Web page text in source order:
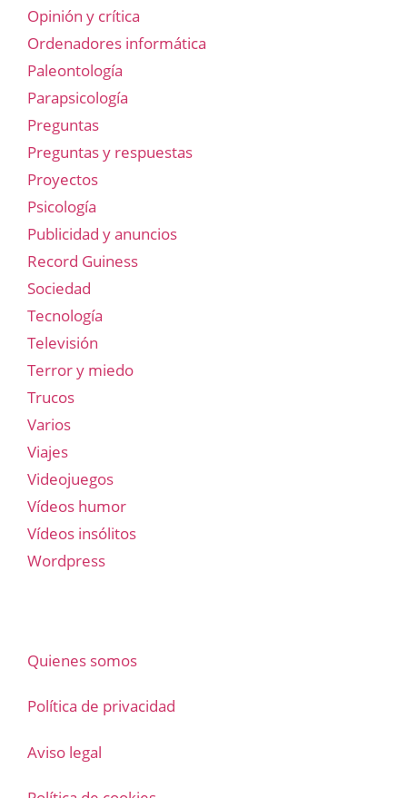
Opinión y crítica
Ordenadores informática
Paleontología
Parapsicología
Preguntas
Preguntas y respuestas
Proyectos
Psicología
Publicidad y anuncios
Record Guiness
Sociedad
Tecnología
Televisión
Terror y miedo
Trucos
Varios
Viajes
Videojuegos
Vídeos humor
Vídeos insólitos
Wordpress
Quienes somos
Política de privacidad
Aviso legal